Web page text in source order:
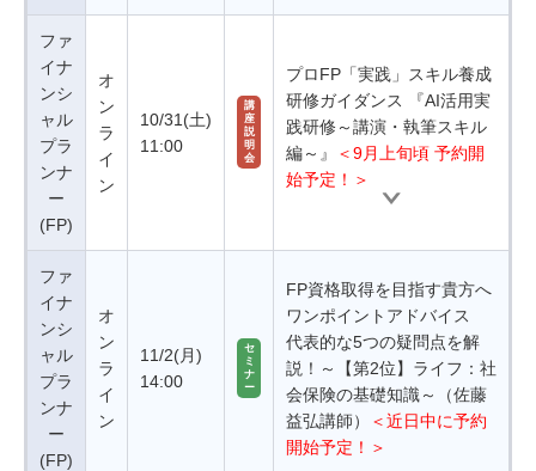
ファ
イナ
ンシ
ャル
プラ
ンナ
ー
(FP)
オ
ン
ラ
イ
ン
10/31(土)
11:00
講
座
説
明
会
プロFP「実践」スキル養成
研修ガイダンス 『AI活用実
践研修～講演・執筆スキル
編～』
＜9月上旬頃 予約開
始予定！＞
ファ
イナ
ンシ
ャル
プラ
ンナ
ー
(FP)
オ
ン
ラ
イ
ン
11/2(月)
14:00
セ
ミ
ナ
ー
FP資格取得を目指す貴方へ
ワンポイントアドバイス
代表的な5つの疑問点を解
説！～【第2位】ライフ：社
会保険の基礎知識～（佐藤
益弘講師）
＜近日中に予約
開始予定！＞